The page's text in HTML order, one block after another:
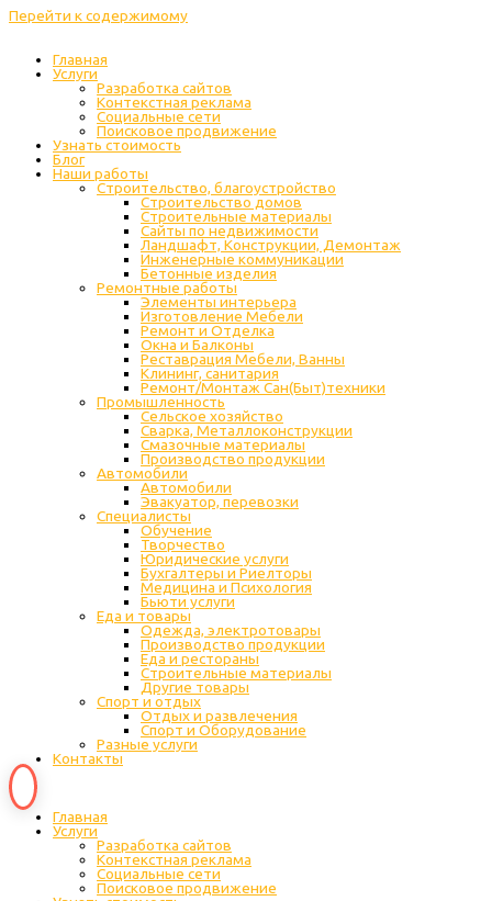
Перейти к содержимому
Главная
Услуги
Разработка сайтов
Контекстная реклама
Социальные сети
Поисковое продвижение
Узнать стоимость
Блог
Наши работы
Строительство, благоустройство
Строительство домов
Строительные материалы
Сайты по недвижимости
Ландшафт, Конструкции, Демонтаж
Инженерные коммуникации
Бетонные изделия
Ремонтные работы
Элементы интерьера
Изготовление Мебели
Ремонт и Отделка
Окна и Балконы
Реставрация Мебели, Ванны
Клининг, санитария
Ремонт/Монтаж Сан(Быт)техники
Промышленность
Cельское хозяйство
Сварка, Металлоконструкции
Cмазочные материалы
Производство продукции
Автомобили
Автомобили
Эвакуатор, перевозки
Специалисты
Обучение
Творчество
Юридические услуги
Бухгалтеры и Риелторы
Медицина и Психология
Бьюти услуги
Еда и товары
Одежда, электротовары
Производство продукции
Еда и рестораны
Строительные материалы
Другие товары
Спорт и отдых
Отдых и развлечения
Спорт и Оборудование
Разные услуги
Контакты
Главная
Услуги
Разработка сайтов
Контекстная реклама
Социальные сети
Поисковое продвижение